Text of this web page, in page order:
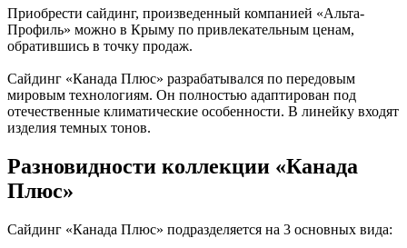
Приобрести сайдинг, произведенный компанией «Альта-
Профиль» можно в Крыму по привлекательным ценам,
обратившись в точку продаж.
Сайдинг «Канада Плюс» разрабатывался по передовым
мировым технологиям. Он полностью адаптирован под
отечественные климатические особенности. В линейку входят
изделия темных тонов.
Разновидности коллекции «Канада
Плюс»
Сайдинг «Канада Плюс» подразделяется на 3 основных вида: